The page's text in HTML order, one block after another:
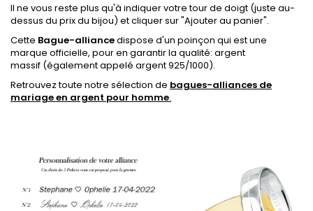
Il ne vous reste plus qu'à indiquer votre tour de doigt (juste au-
dessus du prix du bijou) et cliquer sur "Ajouter au panier".
Cette Bague-alliancedispose d'un poinçon qui est une
marque officielle, pour en garantir la qualité: argent
massif (également appelé argent 925/1000).
Retrouvez toute notre sélection de bagues-alliances de
mariage en argent pour homme.